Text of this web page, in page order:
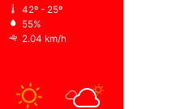
42º - 25º
55%
2.04 km/h